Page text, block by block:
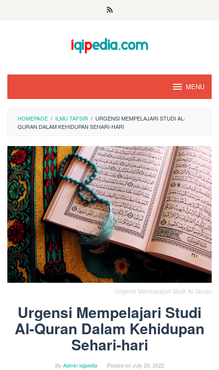
MENU
HOMEPAGE / ILMU TAFSIR / URGENSI MEMPELAJARI STUDI AL-
QURAN DALAM KEHIDUPAN SEHARI-HARI
Urgensi Mempelajari Studi Al-Quran
Urgensi Mempelajari Studi
Al-Quran Dalam Kehidupan
Sehari-hari
By Admin Iqipedia Posted onJuly 20, 2022